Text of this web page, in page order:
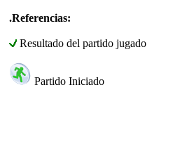
.Referencias:
Resultado del partido jugado
Partido Iniciado